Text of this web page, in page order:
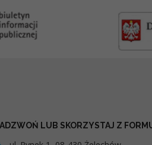
LUB SKORZYSTAJ Z